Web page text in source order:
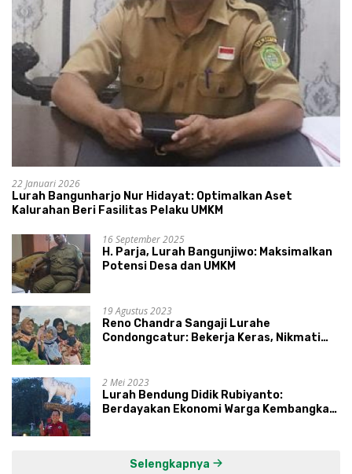
22 Januari 2026
Lurah Bangunharjo Nur Hidayat: Optimalkan Aset
Kalurahan Beri Fasilitas Pelaku UMKM
16 September 2025
H. Parja, Lurah Bangunjiwo: Maksimalkan
Potensi Desa dan UMKM
19 Agustus 2023
Reno Chandra Sangaji Lurahe
Condongcatur: Bekerja Keras, Nikmati
2 Mei 2023
Lurah Bendung Didik Rubiyanto:
Berdayakan Ekonomi Warga Kembangkan
Selengkapnya